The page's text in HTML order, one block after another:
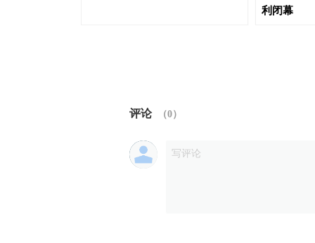
利闭幕
评论 （0）